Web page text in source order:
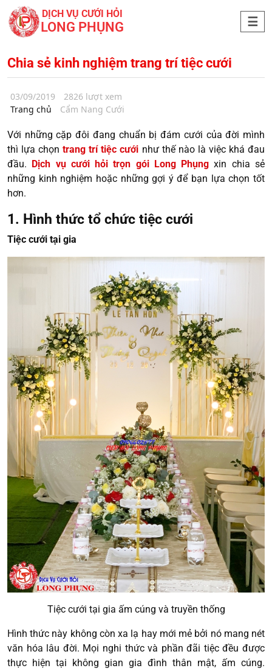
DỊCH VỤ CƯỚI HỎI
LONG PHỤNG
Chia sẻ kinh nghiệm trang trí tiệc cưới
03/09/2019
2826 lượt xem
Trang chủ
Cẩm Nang Cưới
Với những cặp đôi đang chuẩn bị đám cưới của đời mình
thì lựa chọntrang trí tiệc cưới như thế nào là việc khá đau
đầu. Dịch vụ cưới hỏi trọn gói Long Phụng xin chia sẻ
những kinh nghiệm hoặc những gợi ý để bạn lựa chọn tốt
hơn.
1. Hình thức tổ chức tiệc cưới
Tiệc cưới tại gia
Tiệc cưới tại gia ấm cúng và truyền thống
Hình thức này không còn xa lạ hay mới mẻ bởi nó mang nét
văn hóa lâu đời. Mọi nghi thức và phần đãi tiệc đều được
thực hiện tại không gian gia đình thân mật, ấm cúng.